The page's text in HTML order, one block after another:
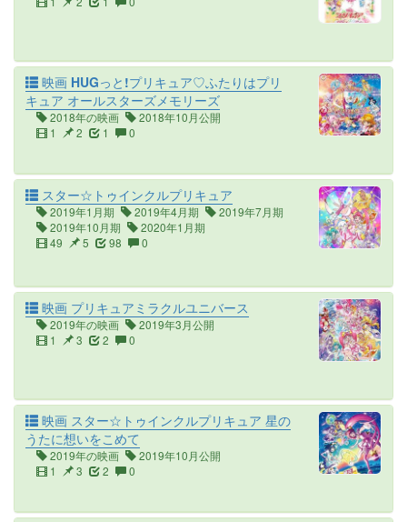
映画 HUGっと!プリキュア♡ふたりはプリ
キュア オールスターズメモリーズ
2018年の映画
2018年10月公開
1
2 1 0
スター☆トゥインクルプリキュア
2019年1月期 2019年4月期
2019年7月期
2019年10月期
2020年1月期
49
5 98 0
映画 プリキュアミラクルユニバース
2019年の映画
2019年3月公開
1
3 2 0
映画 スター☆トゥインクルプリキュア 星の
うたに想いをこめて
2019年の映画
2019年10月公開
1
3 2 0